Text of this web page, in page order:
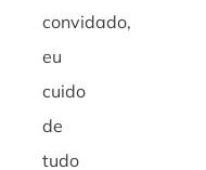
convidado,
eu
cuido
de
tudo